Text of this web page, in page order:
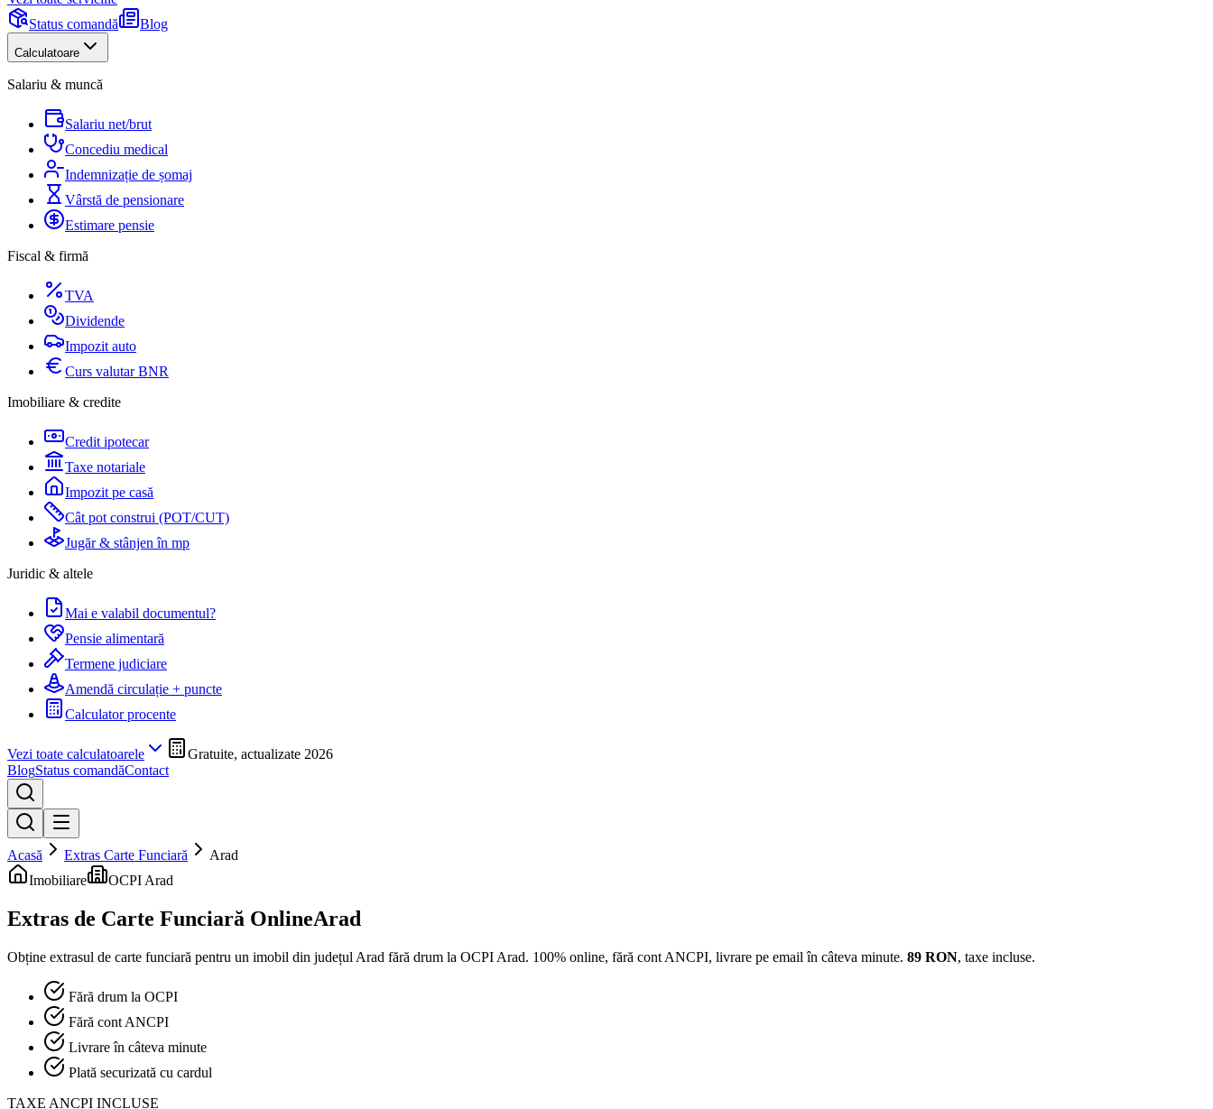
Status comandă
Blog
Calculatoare
Salariu & muncă
Salariu net/brut
Concediu medical
Indemnizație de șomaj
Vârstă de pensionare
Estimare pensie
Fiscal & firmă
TVA
Dividende
Impozit auto
Curs valutar BNR
Imobiliare & credite
Credit ipotecar
Taxe notariale
Impozit pe casă
Cât pot construi (POT/CUT)
Jugăr & stânjen în mp
Juridic & altele
Mai e valabil documentul?
Pensie alimentară
Termene judiciare
Amendă circulație + puncte
Calculator procente
Vezi toate calculatoarele
Gratuite, actualizate 2026
BlogStatus comandăContact
Acasă Extras Carte Funciară
Arad
Imobiliare
OCPI Arad
Extras de Carte Funciară OnlineArad
Obține extrasul de carte funciară pentru un imobil din județul Arad fără drum la OCPI Arad. 100% online, fără cont ANCPI, livrare pe email în câteva minute. 89 RON, taxe incluse.
Fără drum la OCPI
Fără cont ANCPI
Livrare în câteva minute
Plată securizată cu cardul
TAXE ANCPI INCLUSE